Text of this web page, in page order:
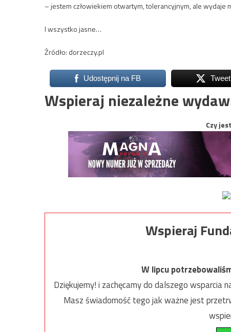
– jestem człowiekiem otwartym, tolerancyjnym, ale wydaje
I wszystko jasne…
Źródło: dorzeczy.pl
Udostępnij na FB Tweet
Wspieraj niezależne
Czy
Wspieraj
W lipcu
Dziękujemy! i zachęcamy do dalszego wsparcia
Masz świadomość tego jak ważne jest